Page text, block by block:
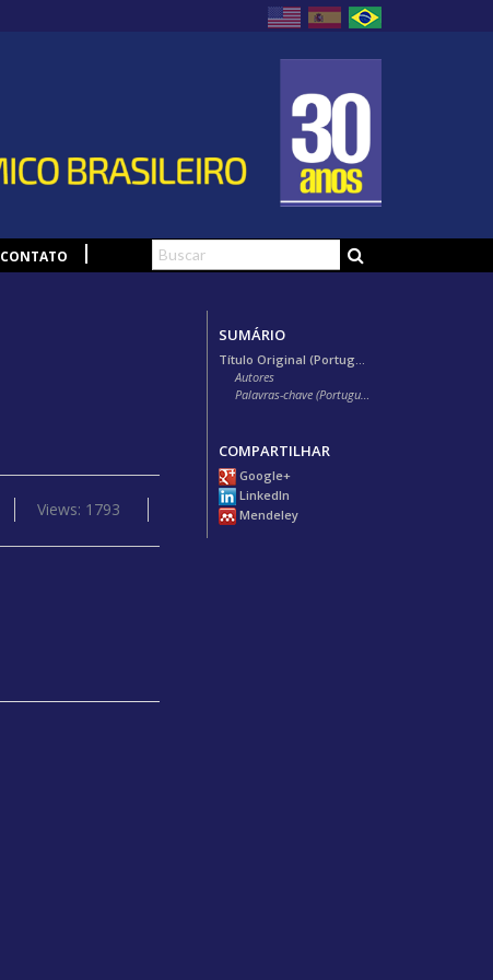
CONTATO
Views: 1793
SUMÁRIO
Autores
COMPARTILHAR
Google+
LinkedIn
Mendeley